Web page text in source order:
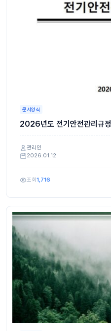
문서양식
2026년도 전기안전관리규정
관리인
2026.01.12
조회1,716